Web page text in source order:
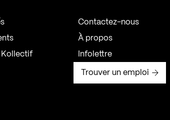
Kollectif
Contactez-nous
À propos
Infolettre
Trouver un emploi